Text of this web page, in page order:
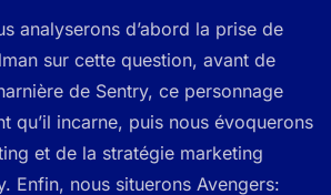
analyserons d’abord la prise de
sur cette question, avant de
de Sentry, ce personnage
qu’il incarne, puis nous évoquerons
et de la stratégie marketing
Enfin, nous situerons Avengers: